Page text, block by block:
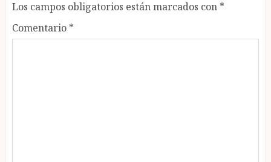
Los campos obligatorios están marcados con *
Comentario *